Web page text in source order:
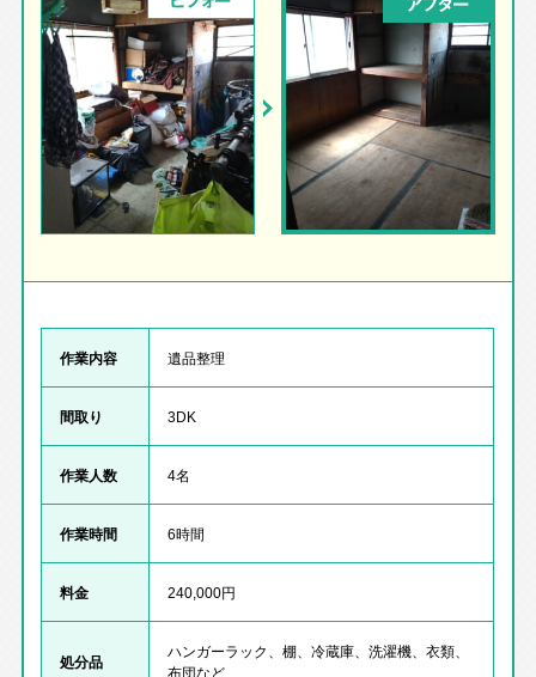
作業内容 遺品整理
間取り 3DK
作業人数 4名
作業時間 6時間
料金 240,000円
処分品
ハンガーラック、棚、冷蔵庫、洗濯機、衣類、